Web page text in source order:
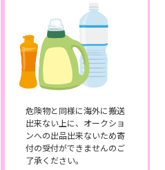
危険物と同様に海外に搬送
出来ない上に、オークショ
ンへの出品出来ないため寄
付の受付ができませんのご
了承ください。